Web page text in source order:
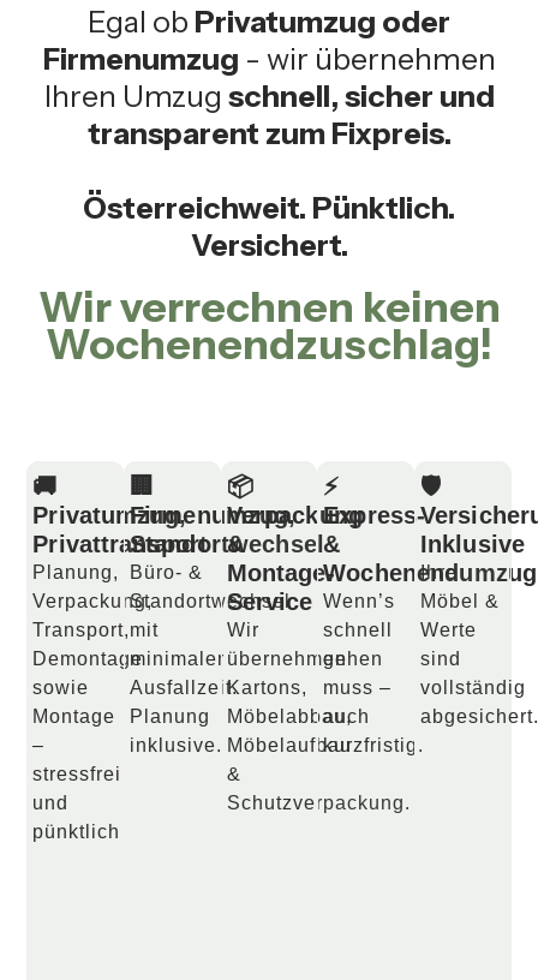
Egal ob Privatumzug oder
Firmenumzug - wir übernehmen
Ihren Umzug schnell, sicher und
transparent zum Fixpreis.
Österreichweit. Pünktlich.
Versichert.
Wir verrechnen keinen
Wochenendzuschlag!
🚚
Privatumzug,
Privattransport
Planung,
Verpackung,
Transport,
Demontage
sowie
Montage
–
stressfrei
und
pünktlich
🏢
Firmenumzug,
Standortwechsel
Büro- &
Standortwechsel
mit
minimaler
Ausfallzeit.
Planung
inklusive.
📦
Verpackung
&
Montage-
Service
Wir
übernehmen
Kartons,
Möbelabbau,
Möbelaufbau
&
Schutzverpackung.
⚡
Express-
&
Wochenendumzug
Wenn’s
schnell
gehen
muss –
auch
kurzfristig.
🛡️
Inklusive
Ihre
Möbel &
Werte
sind
vollständig
abgesichert.